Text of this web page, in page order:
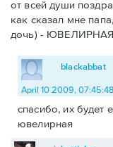
от всей души
как сказал мне
дочь) -
blackabbat
April 10 2009,
спасибо, их
ювелирная